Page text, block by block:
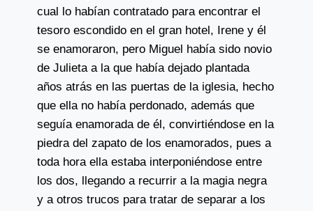
cual lo habían contratado para encontrar el
tesoro escondido en el gran hotel, Irene y él
se enamoraron, pero Miguel había sido novio
de Julieta a la que había dejado plantada
años atrás en las puertas de la iglesia, hecho
que ella no había perdonado, además que
seguía enamorada de él, convirtiéndose en la
piedra del zapato de los enamorados, pues a
toda hora ella estaba interponiéndose entre
los dos, llegando a recurrir a la magia negra
y a otros trucos para tratar de separar a los